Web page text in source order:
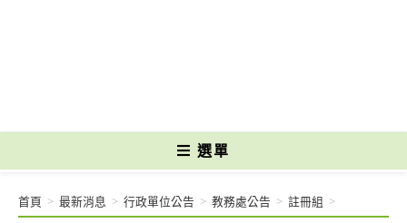
選單
首頁 > 最新消息 > 行政單位公告 > 教務處公告 > 註冊組 >